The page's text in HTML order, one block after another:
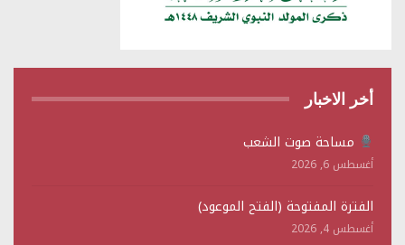
أخر الاخبار
مساحة صوت الشعب
أغسطس 6, 2026
الفترة المفتوحة (الفتح الموعود)
أغسطس 4, 2026